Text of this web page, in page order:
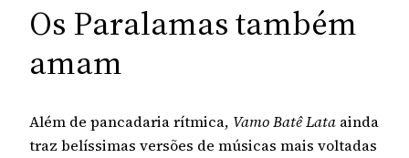
Os Paralamas também
amam
Além de pancadaria rítmica, Vamo Batê Lata ainda
traz belíssimas versões de músicas mais voltadas